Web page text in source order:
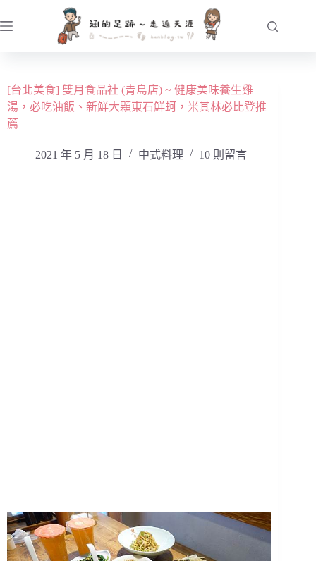
至
容[台北美食] 雙月食品社 (青島店) ~ 健康美味養生雞
湯，必吃油飯、新鮮大顆東石鮮蚵，米其林必比登推
薦
2021 年 5 月 18 日 中式料理 10 則留言